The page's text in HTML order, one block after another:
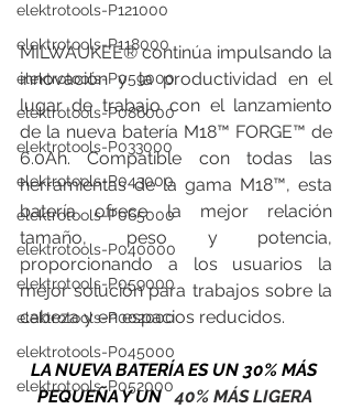
elektrotools-P121000
elektrotools-P118000
elektrotools-P059000
elektrotools-P086000
elektrotools-P033000
elektrotools-P043000
elektrotools-P065000
elektrotools-P040000
elektrotools-P059000
elektrotools-P002000
elektrotools-P045000
elektrotools-P052000
MILWAUKEE® continúa impulsando la
innovación y la productividad en el
lugar de trabajo con el lanzamiento
de la nueva batería M18™ FORGE™ de
6.0Ah. Compatible con todas las
herramientas de la gama M18™, esta
batería ofrece la mejor relación
tamaño, peso y potencia,
proporcionando a los usuarios la
mejor solución para trabajos sobre la
cabeza y en espacios reducidos.
LA NUEVA BATERÍA ES UN 30% MÁS
PEQUEÑA Y UN 40% MÁS LIGERA